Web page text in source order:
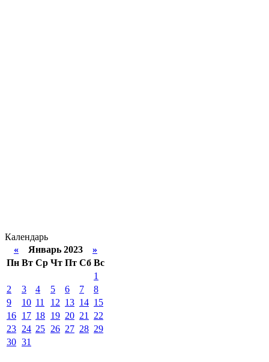
Календарь
« Январь 2023 »
Пн Вт Ср Чт Пт Сб Вс
1
2
3 4 5 6 7
8
9
10 11 12 13 14 15
16 17 18 19 20 21
22
23 24 25 26 27 28 29
30 31